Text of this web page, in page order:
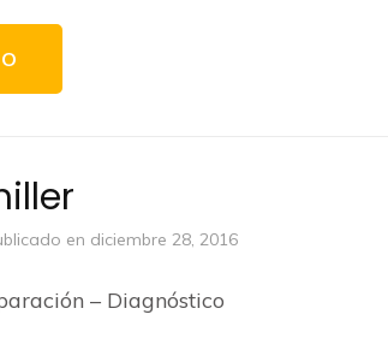
en diciembre 28, 2016
– Diagnóstico